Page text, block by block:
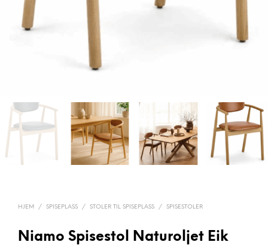
HJEM / SPISEPLASS / STOLER TIL SPISEPLASS / SPISESTOLER
Niamo Spisestol Naturoljet Eik